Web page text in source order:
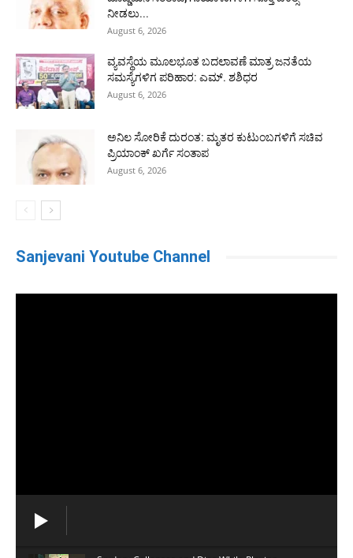
ನೀಡಲು...
August 6, 2026
ವ್ಯವಸ್ಥೆಯ ಮೂಲಭೂತ ಬದಲಾವಣೆ ಮಾತ್ರ ಜನತೆಯ
ಸಮಸ್ಯೆಗಳಿಗ ಪರಿಹಾರ: ಎಮ್. ಶಶಿಧರ
August 6, 2026
ಅನಿಲ ಸೋರಿಕೆ ದುರಂತ: ಮೃತರ ಕುಟುಂಬಗಳಿಗೆ ಸಚಿವ
ಪ್ರಿಯಾಂಕ್ ಖರ್ಗೆ ಸಂತಾಪ
August 6, 2026
Sanjevani Youtube Channel